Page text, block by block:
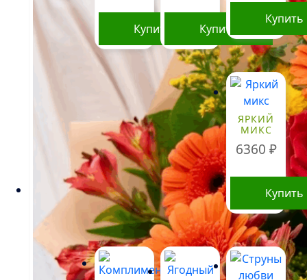
Купить Купить
Купить
ЯРКИЙ
МИКС
6360 ₽
Купить